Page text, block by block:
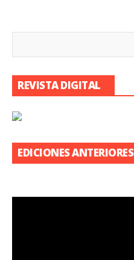
REVISTA DIGITAL
EDICIONES ANTERIORES